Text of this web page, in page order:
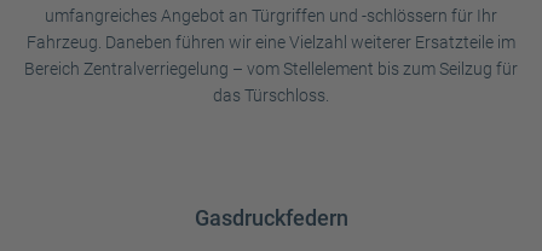
umfangreiches Angebot an Türgriffen und -schlössern für Ihr
Fahrzeug. Daneben führen wir eine Vielzahl weiterer Ersatzteile im
Bereich Zentralverriegelung – vom Stellelement bis zum Seilzug für
das Türschloss.
Gasdruckfedern